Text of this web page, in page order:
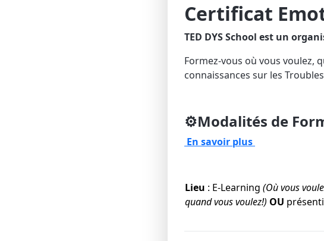
Certificat
TED DYS School est un
Formez-vous où vous voulez,
connaissances sur les
⚙️Modalités de
En savoir plus
Lieu : E-Learning (Où vous
quand vous voulez!) OU